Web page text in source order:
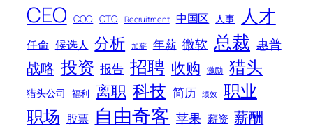
CEO COO CTO Recruitment 中国区 人事 人才
任命 候选人 分析 加薪 年薪 微软 总裁 惠普
战略 投资 报告 招聘 收购 激励 猎头
猎头公司 福利 离职 科技 简历 绩效 职业
职场 股票 自由奇客 苹果 薪资 薪酬